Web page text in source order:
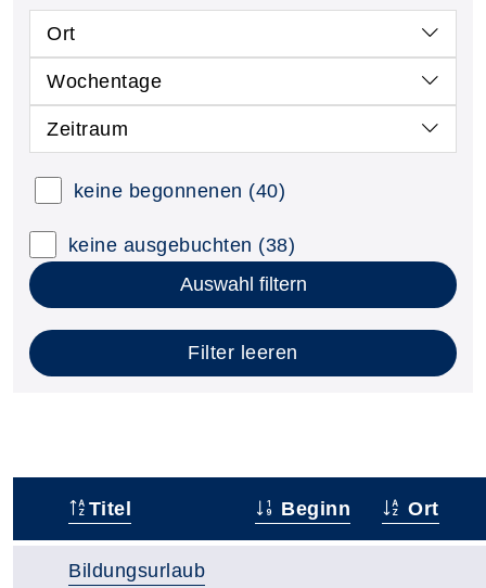
Ort
Wochentage
Zeitraum
keine begonnenen (40)
keine ausgebuchten (38)
Auswahl filtern
Filter leeren
Titel Beginn Ort
Bildungsurlaub